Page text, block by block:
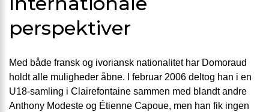
perspektiver
Med både fransk og ivoriansk nationalitet har Domoraud
holdt alle muligheder åbne. I februar 2006 deltog han i en
U18-samling i Clairefontaine sammen med blandt andre
Anthony Modeste og Étienne Capoue, men han fik ingen